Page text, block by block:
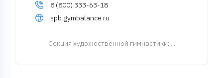
8 (800) 333-63-18
spb.gymbalance.ru
Cекция художественной гимнастики; ...